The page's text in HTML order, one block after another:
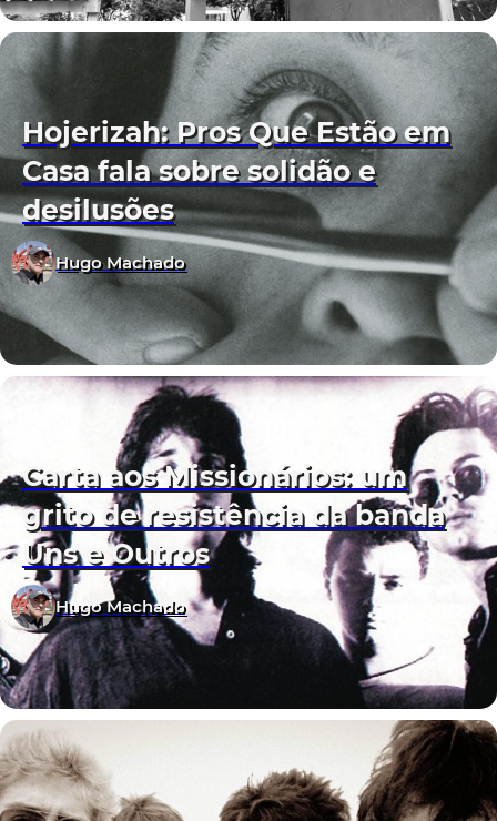
Hojerizah: Pros Que Estão em
Casa fala sobre solidão e
desilusões
Hugo Machado
Carta aos Missionários: um
grito de resistência da banda
Uns e Outros
Hugo Machado